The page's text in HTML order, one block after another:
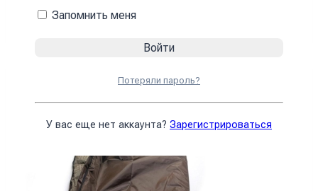
4590₴
Запомнить меня
Потеряли пароль?
У вас еще нет аккаунта? Зарегистрироваться